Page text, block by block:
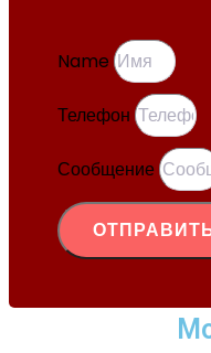
Name
Телефон
Сообщение